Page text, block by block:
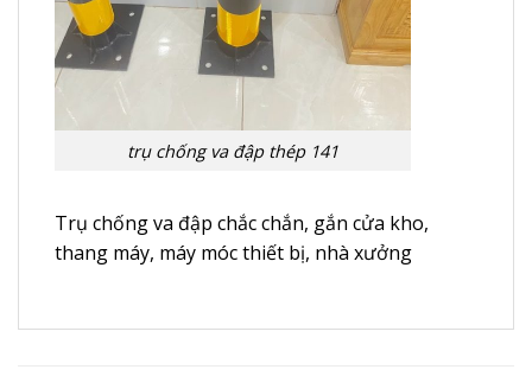
trụ chống va đập thép 141
Trụ chống va đập chắc chắn, gắn cửa kho,
thang máy, máy móc thiết bị, nhà xưởng